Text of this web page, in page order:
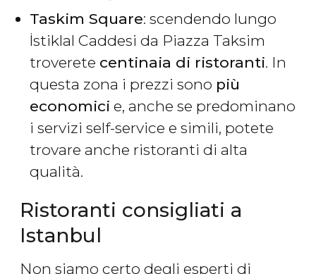
Taskim Square: scendendo lungo
İstiklal Caddesi da Piazza Taksim
troverete centinaia di ristoranti. In
questa zona i prezzi sono più
economici e, anche se predominano
i servizi self-service e simili, potete
trovare anche ristoranti di alta
qualità.
Ristoranti consigliati a
Istanbul
Non siamo certo degli esperti di